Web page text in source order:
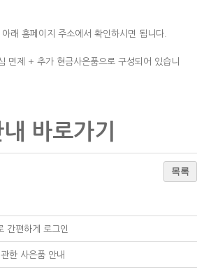
래 홈페이지 주소에서 확인하시면 됩니다.
면제 + 추가 현금사은품으로 구성되어 있습니
바로가기
목록
간편하게 로그인
한 사은품 안내